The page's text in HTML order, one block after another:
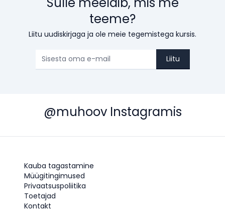
teeme?
Liitu uudiskirjaga ja ole meie tegemistega kursis.
Liitu
@muhoov Instagramis
Kauba tagastamine
Müügitingimused
Privaatsuspoliitika
Toetajad
Kontakt